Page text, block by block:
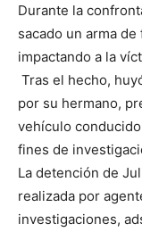
Durante la
sacado un arma
impactando a la
Tras el hecho,
por su hermano,
vehículo
fines de
La detención de
realizada por
investigaciones,